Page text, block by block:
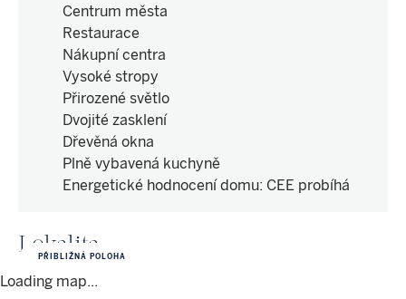
Centrum města
Restaurace
Nákupní centra
Vysoké stropy
Přirozené světlo
Dvojité zasklení
Dřevěná okna
Plně vybavená kuchyně
Energetické hodnocení domu: CEE probíhá
Lokalita
Loading map...
PŘIBLIŽNÁ POLOHA